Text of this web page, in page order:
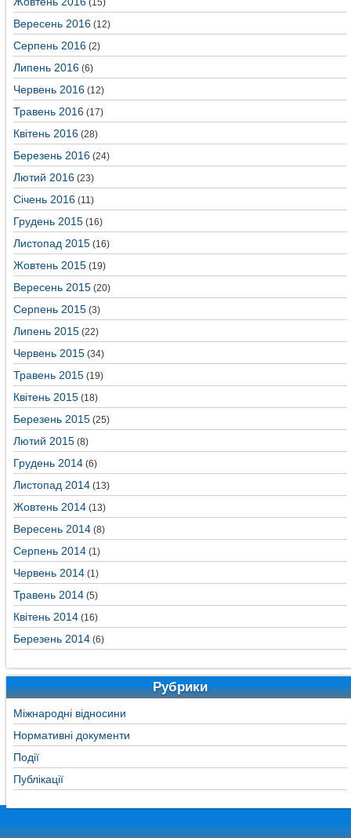
(15)
Вересень 2016 (12)
Серпень 2016 (2)
Липень 2016 (6)
Червень 2016 (12)
Травень 2016 (17)
Квітень 2016 (28)
Березень 2016 (24)
Лютий 2016 (23)
Січень 2016 (11)
Грудень 2015 (16)
Листопад 2015 (16)
Жовтень 2015 (19)
Вересень 2015 (20)
Серпень 2015 (3)
Липень 2015 (22)
Червень 2015 (34)
Травень 2015 (19)
Квітень 2015 (18)
Березень 2015 (25)
Лютий 2015 (8)
Грудень 2014 (6)
Листопад 2014 (13)
Жовтень 2014 (13)
Вересень 2014 (8)
Серпень 2014 (1)
Червень 2014 (1)
Травень 2014 (5)
Квітень 2014 (16)
Березень 2014 (6)
Рубрики
Міжнародні відносини
Нормативні документи
Події
Публікації